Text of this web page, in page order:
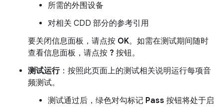
所需的外围设备
对相关 CDD 部分的参考引用
要关闭信息面板，请点按 OK。如需在测试期间随时
查看信息面板，请点按 ? 按钮。
测试运行：按照此页面上的测试相关说明运行每项音
频测试。
测试通过后，绿色对勾标记 Pass 按钮将处于启